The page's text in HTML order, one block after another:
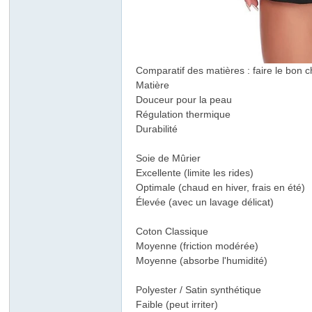
Comparatif des matières : faire le bon
Matière
Douceur pour la peau
Régulation thermique
Durabilité
Soie de Mûrier
Excellente (limite les rides)
Optimale (chaud en hiver, frais en été)
Élevée (avec un lavage délicat)
Coton Classique
Moyenne (friction modérée)
Moyenne (absorbe l'humidité)
Polyester / Satin synthétique
Faible (peut irriter)